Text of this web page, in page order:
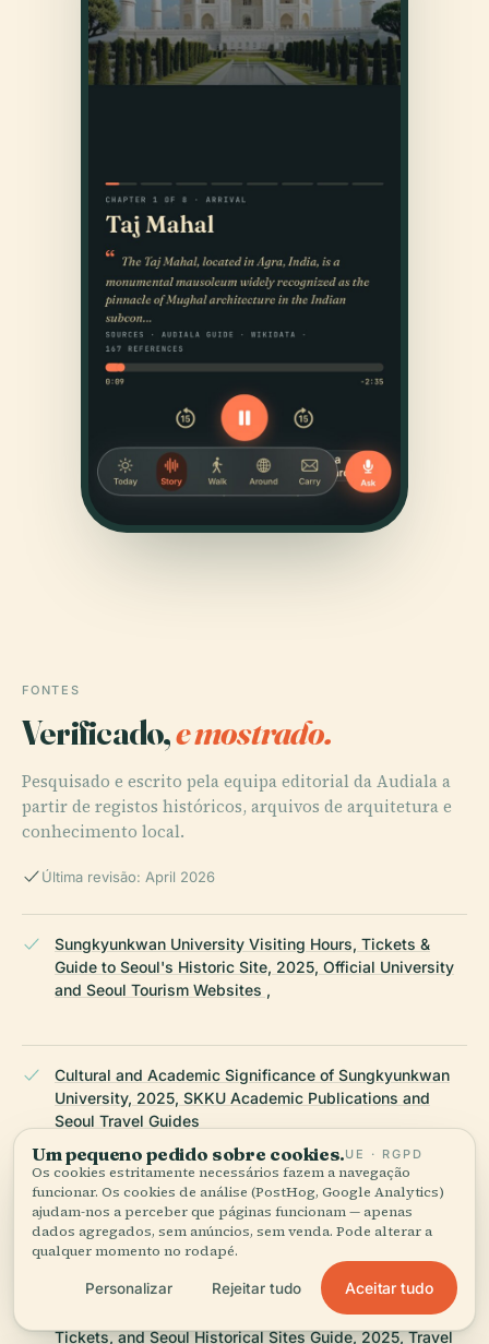
FONTES
Verificado,e mostrado.
Pesquisado e escrito pela equipa editorial da Audiala a
partir de registos históricos, arquivos de arquitetura e
conhecimento local.
Última revisão: April 2026
Sungkyunkwan University Visiting Hours, Tickets &
Guide to Seoul's Historic Site, 2025, Official University
and Seoul Tourism Websites ,
Cultural and Academic Significance of Sungkyunkwan
University, 2025, SKKU Academic Publications and
Seoul Travel Guides
Visiting Sungkyunkwan University: Hours, Tickets, and
Historical Attractions in Seoul, 2025, Visit Seoul Portal
Exploring Sungkyunkwan University: Visiting Hours,
Tickets, and Seoul Historical Sites Guide, 2025, Travel
Um pequeno pedido sobre cookies.UE · RGPD
Os cookies estritamente necessários fazem a navegação
funcionar. Os cookies de análise (PostHog, Google Analytics)
ajudam-nos a perceber que páginas funcionam — apenas
dados agregados, sem anúncios, sem venda. Pode alterar a
qualquer momento no rodapé.
Personalizar Rejeitar tudo Aceitar tudo